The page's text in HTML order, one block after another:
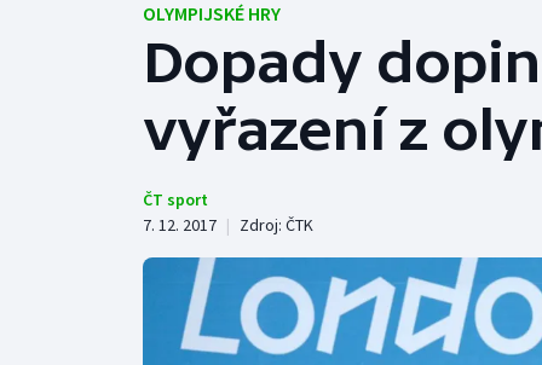
Hokej
Tenis
Cyklistika
Baseball a softbal
Basketbal
Boby a skeleton
Box
OLYMPIJSKÉ HRY
Dopady
vyřazení z
ČT sport
7. 12. 2017 | Zdroj: ČTK